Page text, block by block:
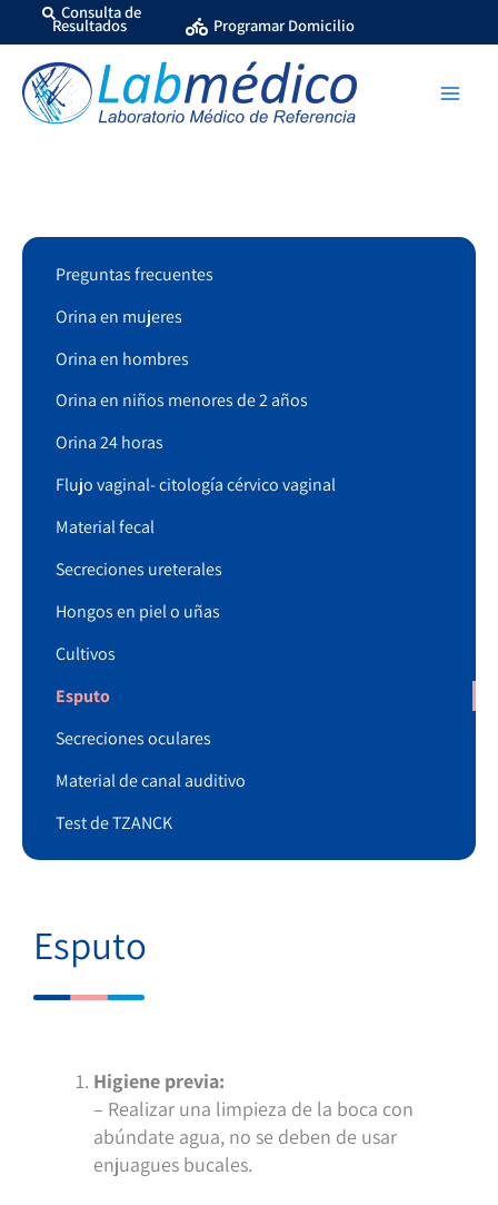
al
contenido
Consulta de
Resultados Programar Domicilio
Preguntas frecuentes
Orina en mujeres
Orina en hombres
Orina en niños menores de 2 años
Orina 24 horas
Flujo vaginal- citología cérvico vaginal
Material fecal
Secreciones ureterales
Hongos en piel o uñas
Cultivos
Esputo
Secreciones oculares
Material de canal auditivo
Test de TZANCK
Esputo
Higiene previa:
– Realizar una limpieza de la boca con
abúndate agua, no se deben de usar
enjuagues bucales.